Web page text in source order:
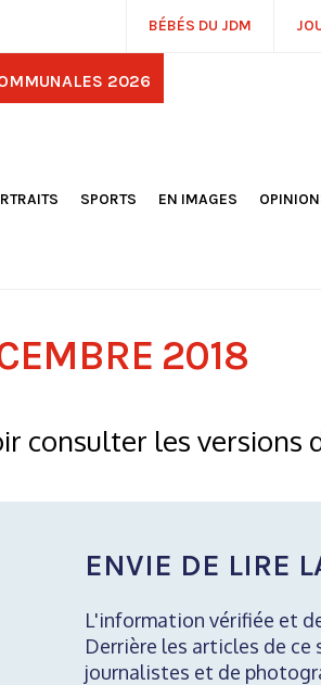
BÉBÉS DU JDM
2026
SPORTS
EN IMAGES
2018
consulter les versions
ENVIE DE LIRE
L'information vérifiée et
Derrière les articles de ce
journalistes et de